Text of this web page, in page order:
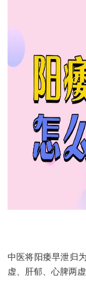
中医将阳痿早泄归
虚、肝郁、心脾两